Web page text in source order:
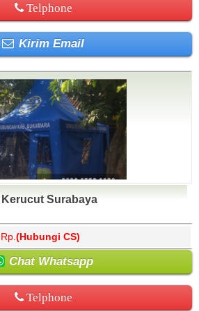
Telphone
Kirim Email
Kerucut Surabaya
Rp. (Hubungi CS)
Chat Whatsapp
Telphone